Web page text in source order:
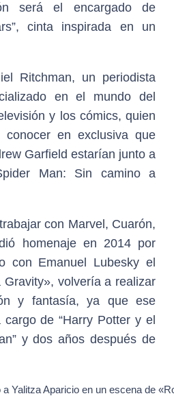
será el encargado de
cinta inspirada en un
Ritchman, un periodista
en el mundo del
y los cómics, quien
conocer en exclusiva que
Garfield estarían junto a
Man: Sin camino a
con Marvel, Cuarón,
homenaje en 2014 por
con Emanuel Lubesky el
volvería a realizar
y fantasía, ya que ese
de “Harry Potter y el
y dos años después de
Yalitza Aparicio en un escena de